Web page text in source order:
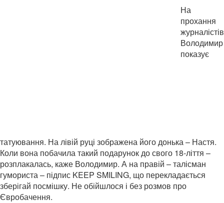
На
прохання
журналістів
Володимир
показує
татуювання. На лівій руці зображена його донька – Настя.
Коли вона побачила такий подарунок до свого 18-ліття –
розплакалась, каже Володимир. А на правій – талісман
гумориста – підпис KEEP SMILING, що перекладається
зберігай посмішку. Не обійшлося і без розмов про
Євробачення.